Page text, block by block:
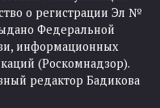
о регистрации Эл №
Федеральной
информационных
(Роскомнадзор).
редактор Бадикова